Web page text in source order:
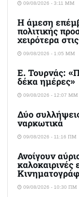
09/08/2026 - 3:11 ΜΜ
Η άμεση
πολιτικής
χειρότερα
09/08/2026 - 1:05 ΜΜ
Ε. Τουρνάς:
δέκα ημέρες»
09/08/2026 - 12:07 ΜΜ
Δύο
ναρκωτικά
09/08/2026 - 11:16 ΠΜ
Ανοίγουν
καλοκαιρινές
09/08/2026 - 10:30 ΠΜ